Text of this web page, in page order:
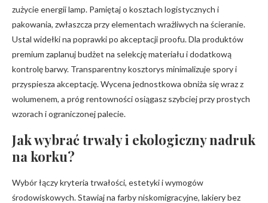
zużycie energii lamp. Pamiętaj o kosztach logistycznych i
pakowania, zwłaszcza przy elementach wrażliwych na ścieranie.
Ustal widełki na poprawki po akceptacji proofu. Dla produktów
premium zaplanuj budżet na selekcję materiału i dodatkową
kontrolę barwy. Transparentny kosztorys minimalizuje spory i
przyspiesza akceptację. Wycena jednostkowa obniża się wraz z
wolumenem, a próg rentowności osiągasz szybciej przy prostych
wzorach i ograniczonej palecie.
Jak wybrać trwały i ekologiczny nadruk
na korku?
Wybór łączy kryteria trwałości, estetyki i wymogów
środowiskowych. Stawiaj na farby niskomigracyjne, lakiery bez